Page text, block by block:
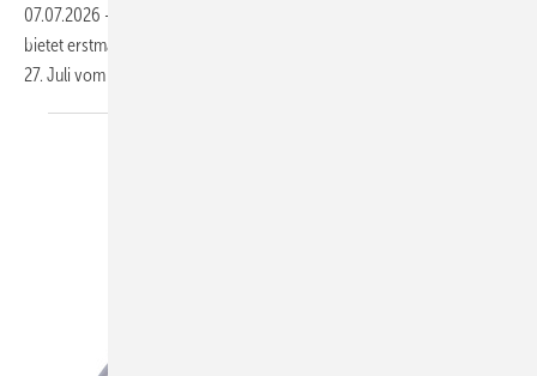
07.07.2026 -
bietet erstmals einen eigenen Fachkongress für SHK-Handwerker. Bis
27. Juli vom Early-Bird-Rabatt